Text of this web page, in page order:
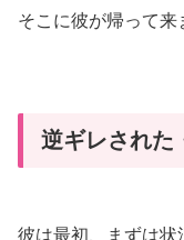
そこに彼が帰って来
逆ギレされた
彼は最初、まずは状